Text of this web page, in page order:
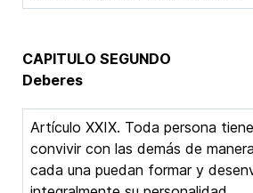
CAPITULO SEGUNDO
Deberes
Artículo XXIX. Toda persona
convivir con las demás de
cada una puedan formar y